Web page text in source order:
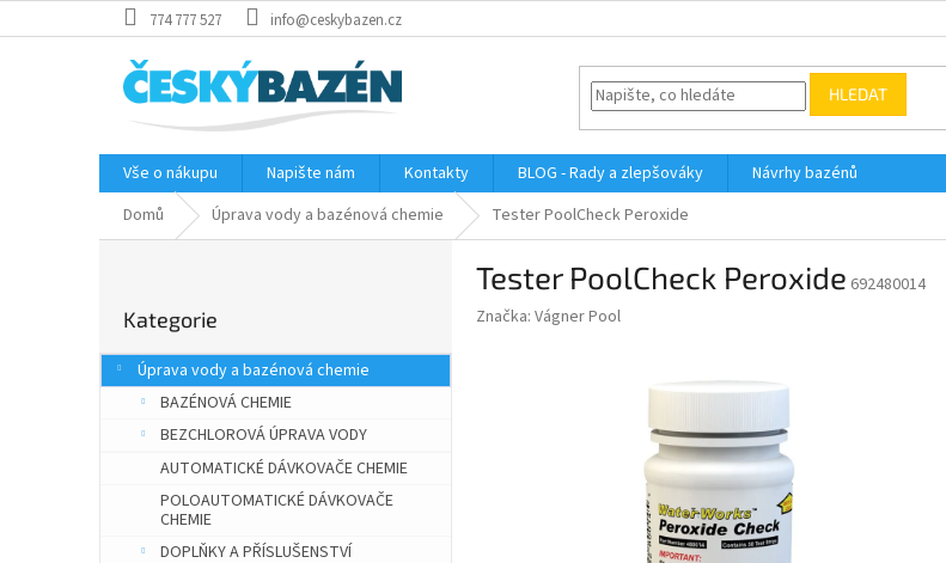
na
774 777 527 info@ceskybazen.cz
HLEDAT
Vše o nákupu Napište nám Kontakty BLOG - Rady a zlepšováky
Návrhy bazénů
Domů
Úprava vody a bazénová chemie Tester PoolCheck Peroxide
r
a
kategorie
Kategorie
Úprava vody a bazénová chemie
BAZÉNOVÁ CHEMIE
BEZCHLOROVÁ ÚPRAVA VODY
AUTOMATICKÉ DÁVKOVAČE CHEMIE
POLOAUTOMATICKÉ DÁVKOVAČE
CHEMIE
DOPLŇKY A PŘÍSLUŠENSTVÍ
Tester PoolCheck Peroxide 692480014
Značka: Vágner Pool